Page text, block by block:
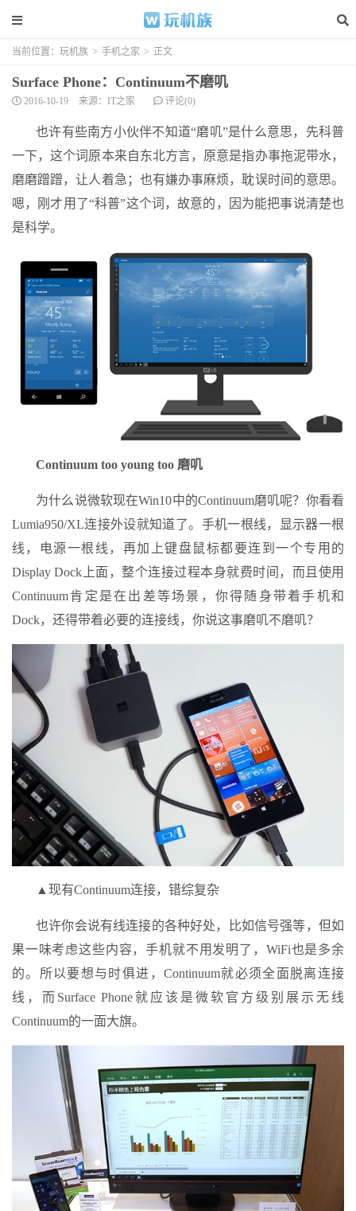
当前位置： 玩机族 > 手机之家 > 正文
Surface Phone：Continuum不磨叽
2016-10-19 来源：IT之家 评论(0)
也许有些南方小伙伴不知道“磨叽”是什么意思，先科普
一下，这个词原本来自东北方言，原意是指办事拖泥带水，
磨磨蹭蹭，让人着急；也有嫌办事麻烦，耽误时间的意思。
嗯，刚才用了“科普”这个词，故意的，因为能把事说清楚也
是科学。
Continuum too young too 磨叽
为什么说微软现在Win10中的Continuum磨叽呢？你看看
Lumia950/XL连接外设就知道了。手机一根线，显示器一根
线，电源一根线，再加上键盘鼠标都要连到一个专用的
Display Dock上面，整个连接过程本身就费时间，而且使用
Continuum肯定是在出差等场景，你得随身带着手机和
Dock，还得带着必要的连接线，你说这事磨叽不磨叽？
▲现有Continuum连接，错综复杂
也许你会说有线连接的各种好处，比如信号强等，但如
果一味考虑这些内容，手机就不用发明了，WiFi也是多余
的。所以要想与时俱进，Continuum就必须全面脱离连接
线，而Surface Phone就应该是微软官方级别展示无线
Continuum的一面大旗。